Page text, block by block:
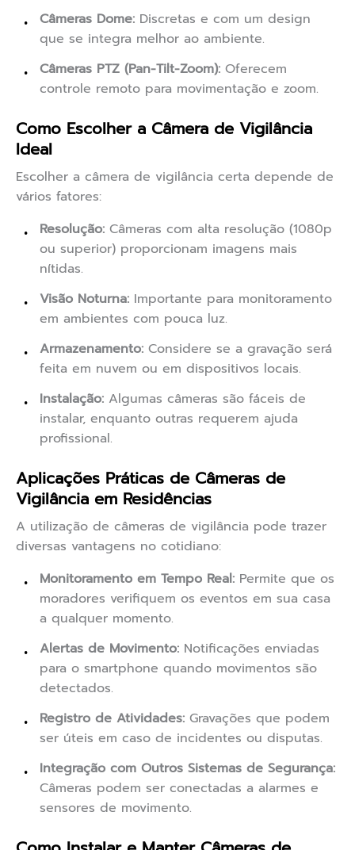
Câmeras Dome: Discretas e com um design
que se integra melhor ao ambiente.
Câmeras PTZ (Pan-Tilt-Zoom): Oferecem
controle remoto para movimentação e zoom.
Como Escolher a Câmera de Vigilância
Ideal
Escolher a câmera de vigilância certa depende de
vários fatores:
Resolução: Câmeras com alta resolução (1080p
ou superior) proporcionam imagens mais
nítidas.
Visão Noturna: Importante para monitoramento
em ambientes com pouca luz.
Armazenamento: Considere se a gravação será
feita em nuvem ou em dispositivos locais.
Instalação: Algumas câmeras são fáceis de
instalar, enquanto outras requerem ajuda
profissional.
Aplicações Práticas de Câmeras de
Vigilância em Residências
A utilização de câmeras de vigilância pode trazer
diversas vantagens no cotidiano:
Monitoramento em Tempo Real: Permite que os
moradores verifiquem os eventos em sua casa
a qualquer momento.
Alertas de Movimento: Notificações enviadas
para o smartphone quando movimentos são
detectados.
Registro de Atividades: Gravações que podem
ser úteis em caso de incidentes ou disputas.
Integração com Outros Sistemas de Segurança:
Câmeras podem ser conectadas a alarmes e
sensores de movimento.